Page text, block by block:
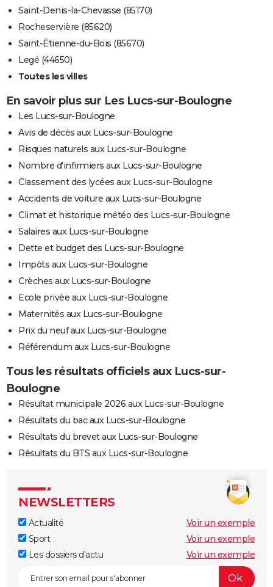
Saint-Denis-la-Chevasse (85170)
Rocheservière (85620)
Saint-Étienne-du-Bois (85670)
Legé (44650)
Toutes les villes
En savoir plus sur Les Lucs-sur-Boulogne
Les Lucs-sur-Boulogne
Avis de décès aux Lucs-sur-Boulogne
Risques naturels aux Lucs-sur-Boulogne
Nombre d'infirmiers aux Lucs-sur-Boulogne
Classement des lycées aux Lucs-sur-Boulogne
Accidents de voiture aux Lucs-sur-Boulogne
Climat et historique météo des Lucs-sur-Boulogne
Salaires aux Lucs-sur-Boulogne
Dette et budget des Lucs-sur-Boulogne
Impôts aux Lucs-sur-Boulogne
Crèches aux Lucs-sur-Boulogne
Ecole privée aux Lucs-sur-Boulogne
Maternités aux Lucs-sur-Boulogne
Prix du neuf aux Lucs-sur-Boulogne
Référendum aux Lucs-sur-Boulogne
Tous les résultats officiels aux Lucs-sur-
Boulogne
Résultat municipale 2026 aux Lucs-sur-Boulogne
Résultats du bac aux Lucs-sur-Boulogne
Résultats du brevet aux Lucs-sur-Boulogne
Résultats du BTS aux Lucs-sur-Boulogne
NEWSLETTERS
Actualité
Voir un exemple
Sport
Voir un exemple
Les dossiers d'actu
Voir un exemple